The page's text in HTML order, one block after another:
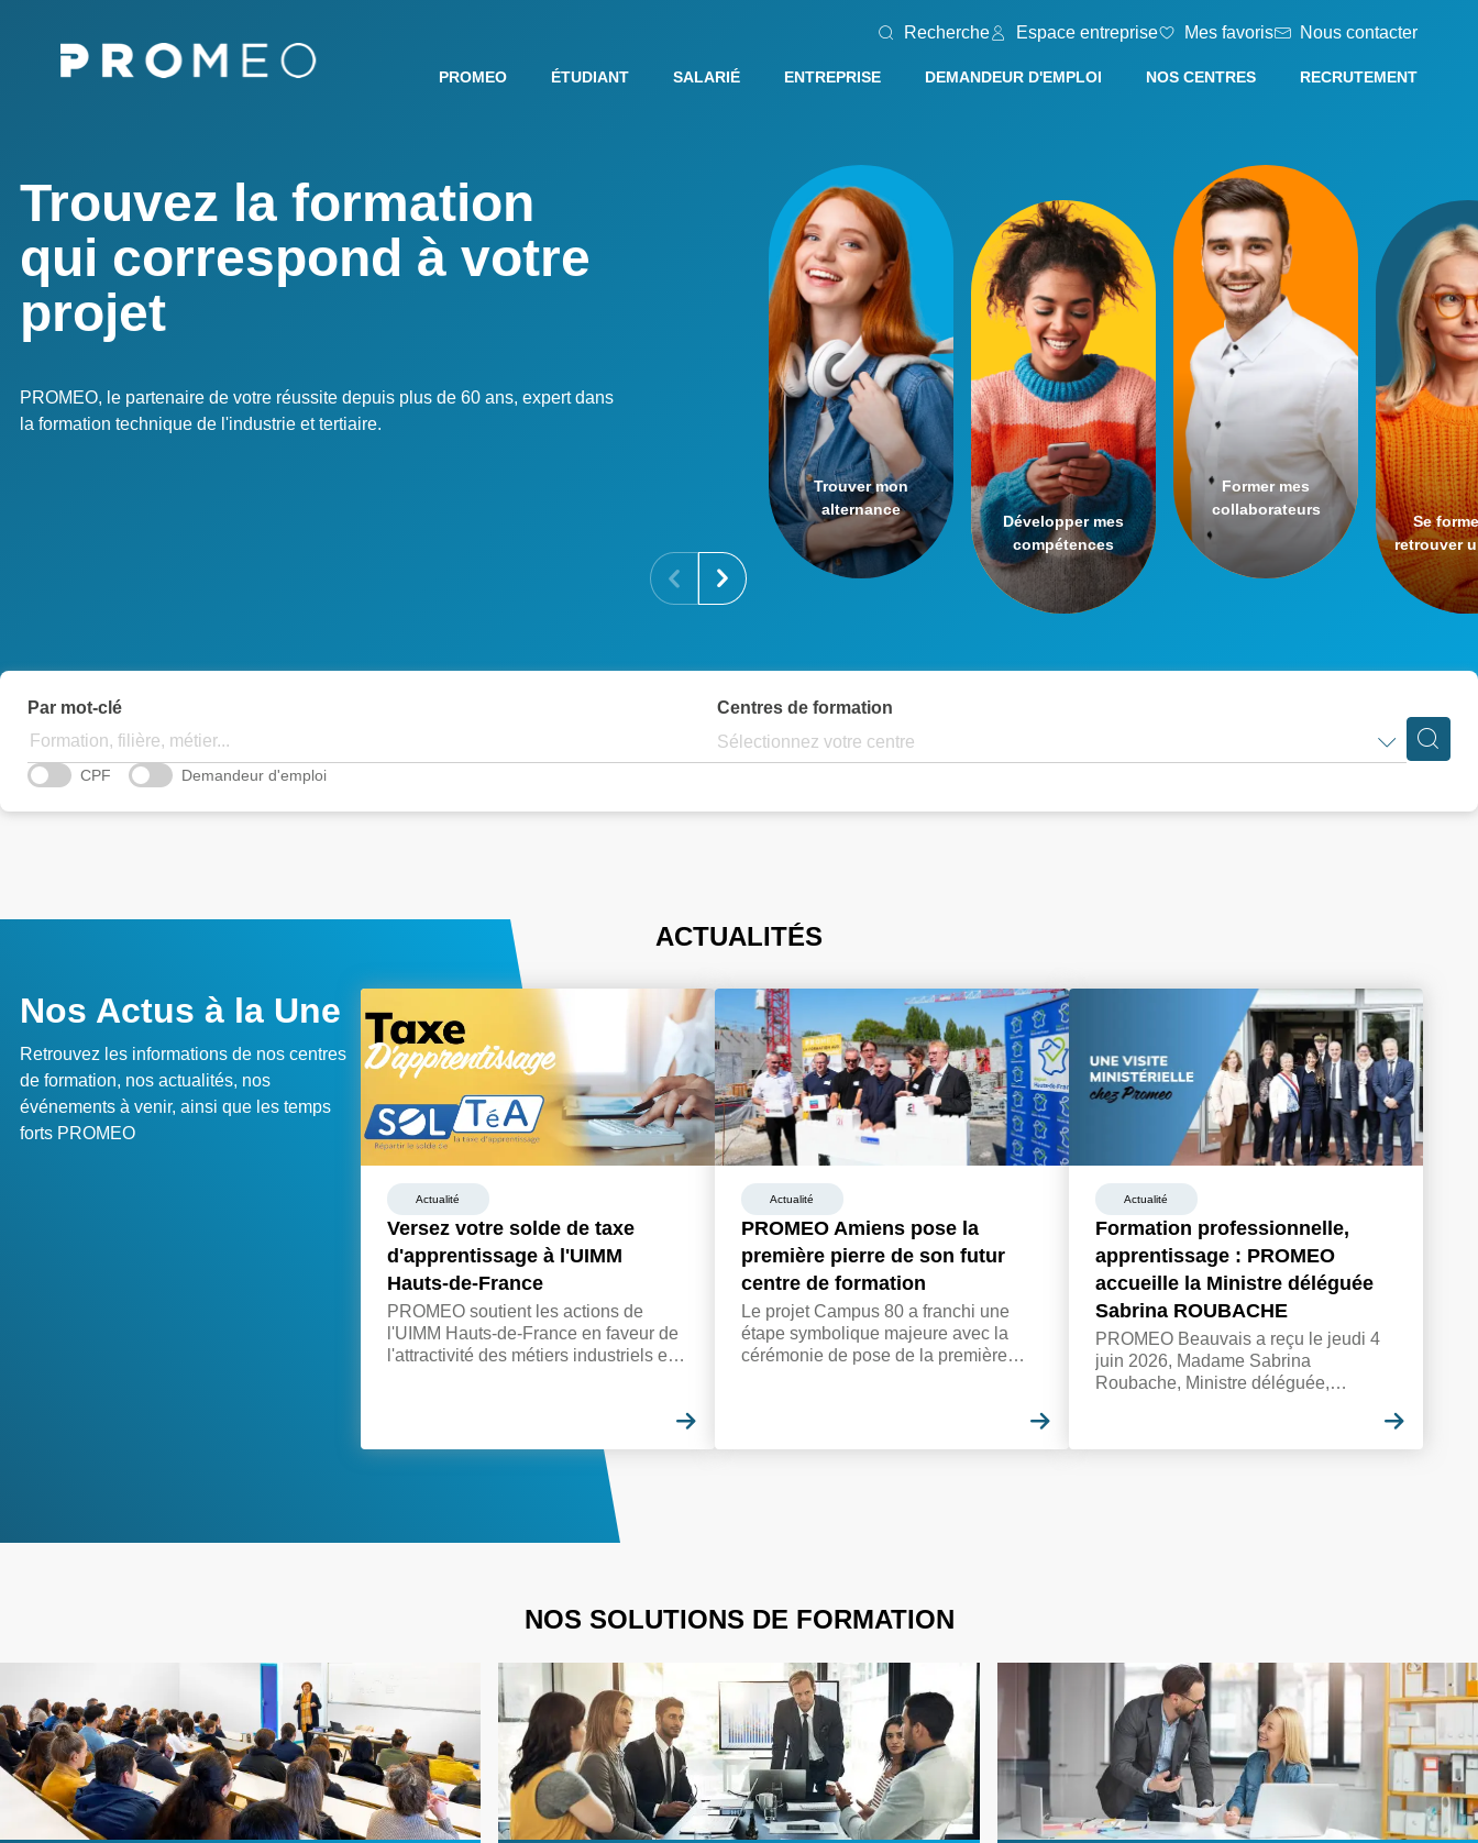
Recherche Espace entreprise Mes favoris Nous contacter
PROMEO ÉTUDIANT SALARIÉ ENTREPRISE DEMANDEUR D'EMPLOI NOS CENTRES RECRUTEMENT
Page
d'accueil
Trouvez la formation
qui correspond à votre
projet
PROMEO, le partenaire de votre réussite depuis plus de 60 ans, expert dans
la formation technique de l'industrie et tertiaire.
Trouver mon
alternance
Développer mes
compétences
Former mes
collaborateurs
Se
retrouver
Par mot-clé
Centres de formation
Sélectionnez votre centre
CPF Demandeur d'emploi
ACTUALITÉS
Nos Actus à la Une
Retrouvez les informations de nos centres
de formation, nos actualités, nos
événements à venir, ainsi que les temps
forts PROMEO
Actualité
Versez votre solde de taxe
d'apprentissage à l'UIMM
Hauts-de-France
PROMEO soutient les actions de
l'UIMM Hauts-de-France en faveur de
l'attractivité des métiers industriels et
Actualité
PROMEO Amiens pose la
première pierre de son futur
centre de formation
Le projet Campus 80 a franchi une
étape symbolique majeure avec la
cérémonie de pose de la première
Actualité
Formation professionnelle,
apprentissage : PROMEO
accueille la Ministre déléguée
Sabrina ROUBACHE
PROMEO Beauvais a reçu le jeudi 4
juin 2026, Madame Sabrina
Roubache, Ministre déléguée,
l'Apprentissage et Monsieur Jean-
NOS SOLUTIONS DE FORMATION